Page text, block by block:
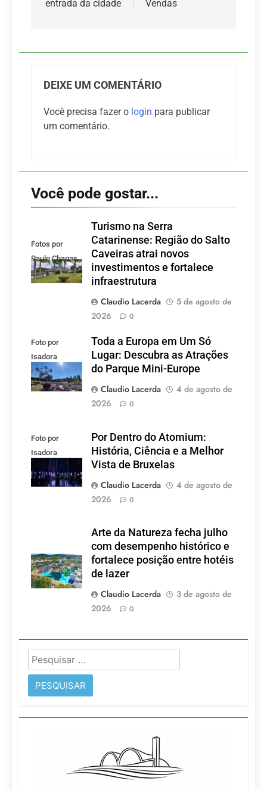
entrada da cidade Vendas
DEIXE UM COMENTÁRIO
Você precisa fazer o login para publicar
um comentário.
Você pode gostar...
Fotos por
Paulo Chagas
Turismo na Serra
Catarinense: Região do Salto
Caveiras atrai novos
investimentos e fortalece
infraestrutura
Claudio Lacerda
5 de agosto de
2026
0
Foto por
Isadora
Lacerda
Toda a Europa em Um Só
Lugar: Descubra as Atrações
do Parque Mini-Europe
Claudio Lacerda
4 de agosto de
2026
0
Foto por
Isadora
Lacerda
Por Dentro do Atomium:
História, Ciência e a Melhor
Vista de Bruxelas
Claudio Lacerda
4 de agosto de
2026
0
Arte da Natureza fecha julho
com desempenho histórico e
fortalece posição entre hotéis
de lazer
Claudio Lacerda
3 de agosto de
2026
0
Pesquisar
por: